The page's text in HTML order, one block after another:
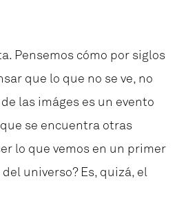
Pensemos cómo por siglos
que lo que no se ve, no
las imáges es un evento
se encuentra otras
lo que vemos en un primer
universo? Es, quizá, el